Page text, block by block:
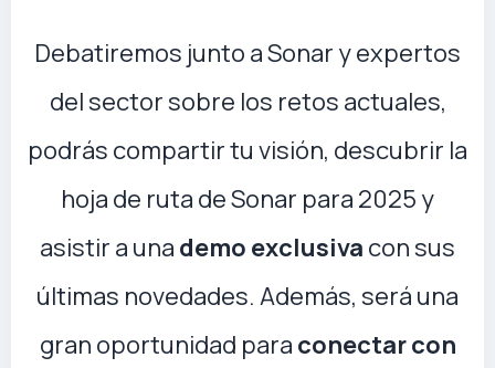
Debatiremos junto a Sonar y expertos
del sector sobre los retos actuales,
podrás compartir tu visión, descubrir la
hoja de ruta de Sonar para 2025 y
asistir a una demo exclusiva con sus
últimas novedades. Además, será una
gran oportunidad para conectar con